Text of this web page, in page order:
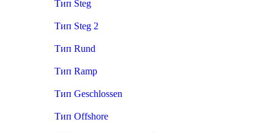
Тип Steg
Тип Steg 2
Тип Rund
Тип Ramp
Тип Geschlossen
Тип Offshore